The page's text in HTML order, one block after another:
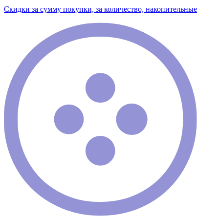
Скидки за сумму покупки, за количество, накопительные